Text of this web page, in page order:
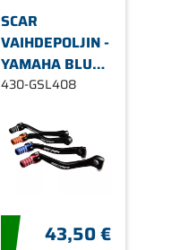
SCAR
VAIHDEPOLJIN -
YAMAHA BLUE
TIP
430-GSL408
43,50 €